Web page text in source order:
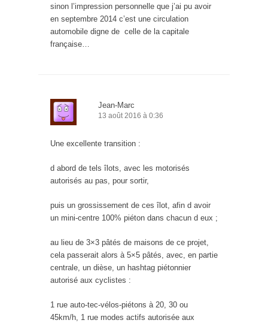
sinon l’impression personnelle que j’ai pu avoir
en septembre 2014 c’est une circulation
automobile digne de celle de la capitale
française…
Jean-Marc
13 août 2016 à 0:36
Une excellente transition :
d abord de tels îlots, avec les motorisés
autorisés au pas, pour sortir,
puis un grossissement de ces îlot, afin d avoir
un mini-centre 100% piéton dans chacun d eux ;
au lieu de 3×3 pâtés de maisons de ce projet,
cela passerait alors à 5×5 pâtés, avec, en partie
centrale, un dièse, un hashtag piétonnier
autorisé aux cyclistes :
1 rue auto-tec-vélos-piétons à 20, 30 ou
45km/h, 1 rue modes actifs autorisée aux